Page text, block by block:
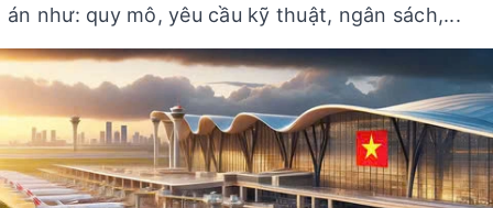
án như: quy mô, yêu cầu kỹ thuật, ngân sách,...